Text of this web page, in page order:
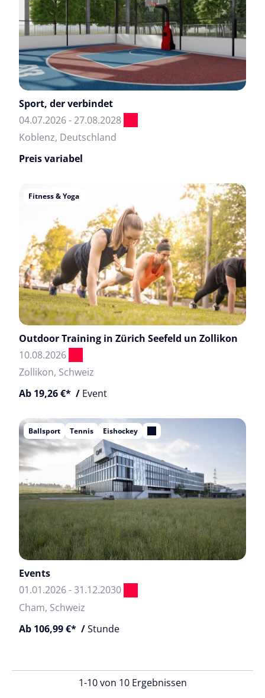
Sport, der verbindet
04.07.2026 - 27.08.2028
Koblenz, Deutschland
Preis variabel
Fitness & Yoga
Outdoor Training in Zürich Seefeld un Zollikon
10.08.2026
Zollikon, Schweiz
Ab 19,26 €* / Event
Ballsport Tennis Eishockey
Events
01.01.2026 - 31.12.2030
Cham, Schweiz
Ab 106,99 €* /Stunde
1-10 von 10 Ergebnissen